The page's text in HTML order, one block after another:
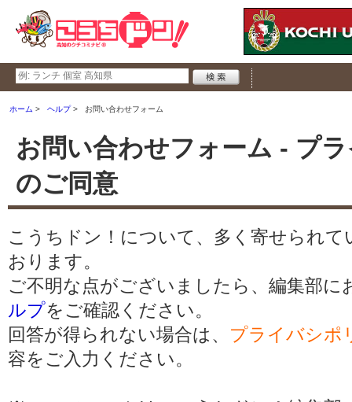
ホーム ヘルプ お問い合わせフォーム
お問い合わせフォーム - プ
のご同意
こうちドン！について、多く寄せられて
おります。
ご不明な点がございましたら、編集部
ルプをご確認ください。
回答が得られない場合は、 プライバシポ
容をご入力ください。